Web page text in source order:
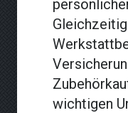
wichtigen